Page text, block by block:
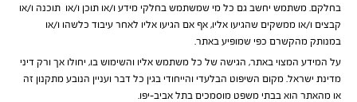
בחלקם. משתמש יחשב גם כל מי שמשתמש בחלקי מידע ו/או תוכן ו/או תוכנה ו/או
קבצים ו/או ממשקים שהגיעו אליו, אף אם הגיעו אליו לאחר עיבוד כלשהו ו/או
במנותק מהקשרם כפי שמופיע באתר.
על המידע המצוי באתר, הגישה של כל משתמש אליו והשימוש בו, יחולו אך ורק דיני
מדינת ישראל. מקום השיפוט הבלעדי והייחודי בגין כל דבר ועניין הנובע מתקנון זה
או מהאתר הוא בבתי משפט מוסמכים בתל אביב-יפו.